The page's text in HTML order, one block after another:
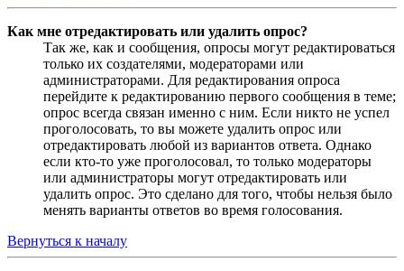
Как мне отредактировать или удалить опрос?
Так же, как и сообщения, опросы могут редактироваться
только их создателями, модераторами или
администраторами. Для редактирования опроса
перейдите к редактированию первого сообщения в теме;
опрос всегда связан именно с ним. Если никто не успел
проголосовать, то вы можете удалить опрос или
отредактировать любой из вариантов ответа. Однако
если кто-то уже проголосовал, то только модераторы
или администраторы могут отредактировать или
удалить опрос. Это сделано для того, чтобы нельзя было
менять варианты ответов во время голосования.
Вернуться к началу